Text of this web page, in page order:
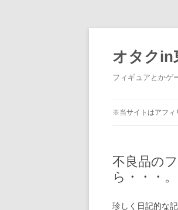
ン
ツ
へ
ス
オタクin
フィギュアとかゲ
※当サイトはアフィ
不良品の
ら・・・。
珍しく日記的な記